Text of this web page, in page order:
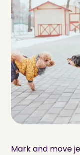
Mark and move